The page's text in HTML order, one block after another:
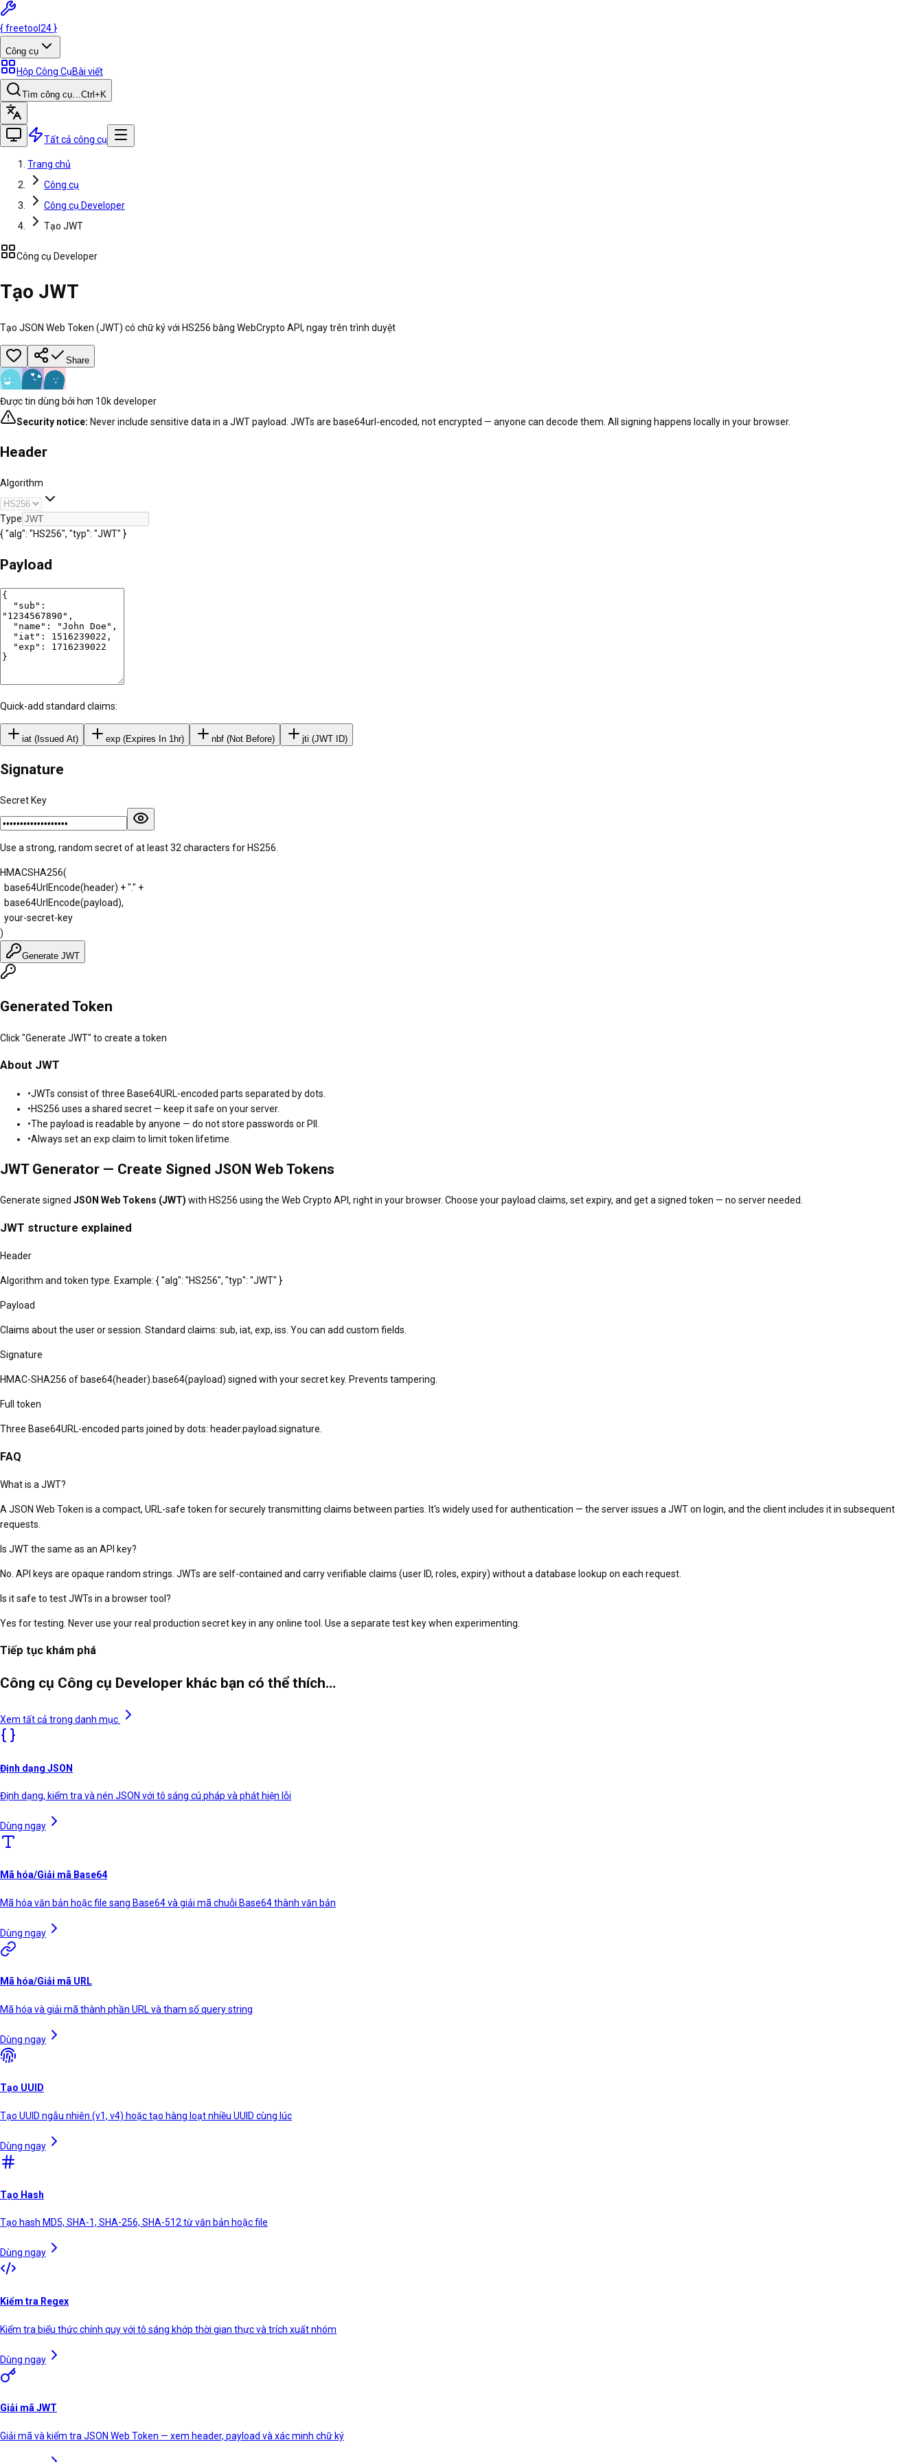
{freetool 24 }
Công cụ
Hộp Công CụBài viết
Tìm công cụ…Ctrl +K
Tất cả công cụ
Trang chủ
Công cụ
Công cụ Developer
Tạo JWT
Công cụ Developer
Tạo JWT
Tạo JSON Web Token (JWT) có chữ ký với HS256 bằng WebCrypto API, ngay trên trình duyệt
Share
Được tin dùng bởi hơn 10k developer
Security notice: Never include sensitive data in a JWT payload. JWTs are base64url-encoded, not encrypted — anyone can decode them. All signing happens locally in your browser.
Header
Algorithm
Type
{ "alg": "HS256", "typ": "JWT" }
Payload
Quick-add standard claims:
iat (Issued At) exp (Expires In 1hr) nbf (Not Before) jti (JWT ID)
Signature
Secret Key
Use a strong, random secret of at least 32 characters for HS256.
HMACSHA256(
base64UrlEncode(header) + "." +
base64UrlEncode(payload),
your-secret-key
)
Generate JWT
Generated Token
Click "Generate JWT" to create a token
About JWT
•JWTs consist of three Base64URL-encoded parts separated by dots.
•HS256 uses a shared secret — keep it safe on your server.
•The payload is readable by anyone — do not store passwords or PII.
•Always set an expclaim to limit token lifetime.
JWT Generator — Create Signed JSON Web Tokens
Generate signed JSON Web Tokens (JWT) with HS256 using the Web Crypto API, right in your browser. Choose your payload claims, set expiry, and get a signed token — no server needed.
JWT structure explained
Header
Algorithm and token type. Example: { "alg": "HS256", "typ": "JWT" }
Payload
Claims about the user or session. Standard claims: sub, iat, exp, iss. You can add custom fields.
Signature
HMAC-SHA256 of base64(header).base64(payload) signed with your secret key. Prevents tampering.
Full token
Three Base64URL-encoded parts joined by dots: header.payload.signature.
FAQ
What is a JWT?
A JSON Web Token is a compact, URL-safe token for securely transmitting claims between parties. It's widely used for authentication — the server issues a JWT on login, and the client includes it in subsequent
requests.
Is JWT the same as an API key?
No. API keys are opaque random strings. JWTs are self-contained and carry verifiable claims (user ID, roles, expiry) without a database lookup on each request.
Is it safe to test JWTs in a browser tool?
Yes for testing. Never use your real production secret key in any online tool. Use a separate test key when experimenting.
Tiếp tục khám phá
Công cụ Công cụ Developer khác bạn có thể thích…
Xem tất cả trong danh mục
Định dạng JSON
Định dạng, kiểm tra và nén JSON với tô sáng cú pháp và phát hiện lỗi
Dùng ngay
Mã hóa/Giải mã Base64
Mã hóa văn bản hoặc file sang Base64 và giải mã chuỗi Base64 thành văn bản
Dùng ngay
Mã hóa/Giải mã URL
Mã hóa và giải mã thành phần URL và tham số query string
Dùng ngay
Tạo UUID
Tạo UUID ngẫu nhiên (v1, v4) hoặc tạo hàng loạt nhiều UUID cùng lúc
Dùng ngay
Tạo Hash
Tạo hash MD5, SHA-1, SHA-256, SHA-512 từ văn bản hoặc file
Dùng ngay
Kiểm tra Regex
Kiểm tra biểu thức chính quy với tô sáng khớp thời gian thực và trích xuất nhóm
Dùng ngay
Giải mã JWT
Giải mã và kiểm tra JSON Web Token — xem header, payload và xác minh chữ ký